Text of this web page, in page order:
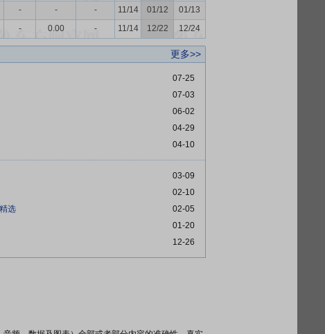
- - - 11/14 01/12
01/13
- 0.00 - 11/14 12/22 12/24
更多>>
07-25
07-03
06-02
04-29
04-10
03-09
02-10
选
02-05
01-20
12-26